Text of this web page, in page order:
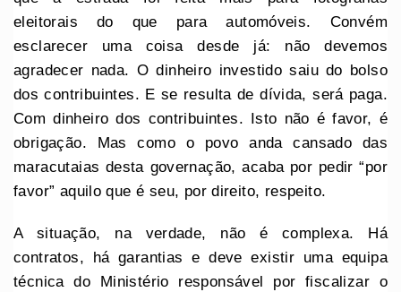
eleitorais do que para automóveis. Convém
esclarecer uma coisa desde já: não devemos
agradecer nada. O dinheiro investido saiu do bolso
dos contribuintes. E se resulta de dívida, será paga.
Com dinheiro dos contribuintes. Isto não é favor, é
obrigação. Mas como o povo anda cansado das
maracutaias desta governação, acaba por pedir “por
favor” aquilo que é seu, por direito, respeito.
A situação, na verdade, não é complexa. Há
contratos, há garantias e deve existir uma equipa
técnica do Ministério responsável por fiscalizar o